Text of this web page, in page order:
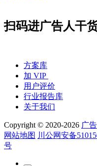
扫码进广告人干
方案库
加 VIP
用户评价
行业报告库
关于我们
Copyright © 2020-2026 广
网站地图 川公网安备
号